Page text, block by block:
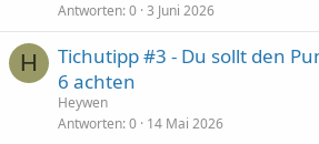
Antworten 0 3 Juni 2026
H
Tichutipp #3 - Du sollt den
6 achten
Heywen
Antworten 0 14 Mai 2026